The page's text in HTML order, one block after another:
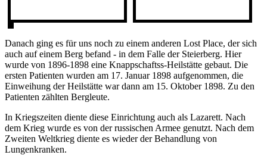
Danach ging es für uns noch zu einem anderen Lost Place, der sich
auch auf einem Berg befand - in dem Falle der Steierberg. Hier
wurde von 1896-1898 eine Knappschaftss-Heilstätte gebaut. Die
ersten Patienten wurden am 17. Januar 1898 aufgenommen, die
Einweihung der Heilstätte war dann am 15. Oktober 1898. Zu den
Patienten zählten Bergleute.
In Kriegszeiten diente diese Einrichtung auch als Lazarett. Nach
dem Krieg wurde es von der russischen Armee genutzt. Nach dem
Zweiten Weltkrieg diente es wieder der Behandlung von
Lungenkranken.